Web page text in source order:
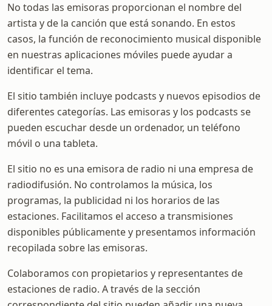
No todas las emisoras proporcionan el nombre del
artista y de la canción que está sonando. En estos
casos, la función de reconocimiento musical disponible
en nuestras aplicaciones móviles puede ayudar a
identificar el tema.
El sitio también incluye podcasts y nuevos episodios de
diferentes categorías. Las emisoras y los podcasts se
pueden escuchar desde un ordenador, un teléfono
móvil o una tableta.
El sitio no es una emisora de radio ni una empresa de
radiodifusión. No controlamos la música, los
programas, la publicidad ni los horarios de las
estaciones. Facilitamos el acceso a transmisiones
disponibles públicamente y presentamos información
recopilada sobre las emisoras.
Colaboramos con propietarios y representantes de
estaciones de radio. A través de la sección